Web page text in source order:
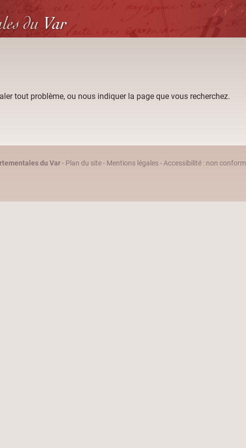
du Var
tout problème, ou nous indiquer la page que vous recherchez.
du Var- Plan du site- Mentions légales-Accessibilité : non